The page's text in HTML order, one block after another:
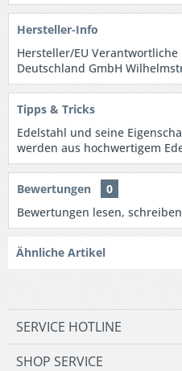
Hersteller-Info
Hersteller/EU Verantwortliche
Deutschland GmbH
Tipps & Tricks
Edelstahl und seine
werden aus hochwertigem
Bewertungen
0
Bewertungen lesen,
Ähnliche Artikel
SERVICE HOTLINE
SHOP SERVICE